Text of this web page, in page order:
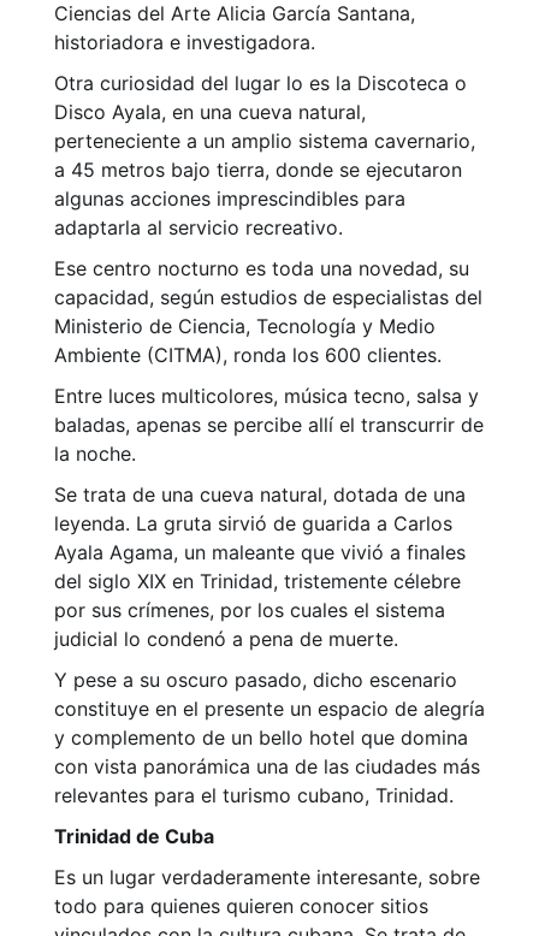
Ciencias del Arte Alicia García Santana,
historiadora e investigadora.
Otra curiosidad del lugar lo es la Discoteca o
Disco Ayala, en una cueva natural,
perteneciente a un amplio sistema cavernario,
a 45 metros bajo tierra, donde se ejecutaron
algunas acciones imprescindibles para
adaptarla al servicio recreativo.
Ese centro nocturno es toda una novedad, su
capacidad, según estudios de especialistas del
Ministerio de Ciencia, Tecnología y Medio
Ambiente (CITMA), ronda los 600 clientes.
Entre luces multicolores, música tecno, salsa y
baladas, apenas se percibe allí el transcurrir de
la noche.
Se trata de una cueva natural, dotada de una
leyenda. La gruta sirvió de guarida a Carlos
Ayala Agama, un maleante que vivió a finales
del siglo XIX en Trinidad, tristemente célebre
por sus crímenes, por los cuales el sistema
judicial lo condenó a pena de muerte.
Y pese a su oscuro pasado, dicho escenario
constituye en el presente un espacio de alegría
y complemento de un bello hotel que domina
con vista panorámica una de las ciudades más
relevantes para el turismo cubano, Trinidad.
Trinidad de Cuba
Es un lugar verdaderamente interesante, sobre
todo para quienes quieren conocer sitios